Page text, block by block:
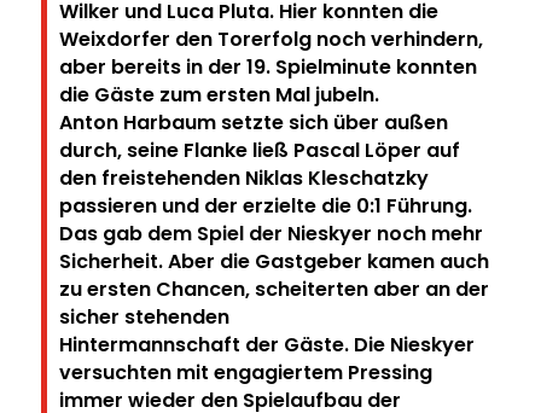
Wilker und Luca Pluta. Hier konnten die
Weixdorfer den Torerfolg noch verhindern,
aber bereits in der 19. Spielminute konnten
die Gäste zum ersten Mal jubeln.
Anton Harbaum setzte sich über außen
durch, seine Flanke ließ Pascal Löper auf
den freistehenden Niklas Kleschatzky
passieren und der erzielte die 0:1 Führung.
Das gab dem Spiel der Nieskyer noch mehr
Sicherheit.Aber die Gastgeber kamen auch
zu ersten Chancen, scheiterten aber an der
sicher stehenden
Hintermannschaft der Gäste. Die Nieskyer
versuchten mit engagiertem Pressing
immer wieder den Spielaufbau der